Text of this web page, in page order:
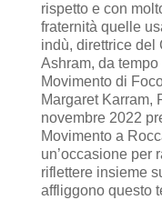
rispetto e con
fraternità quelle
indù, direttrice del
Ashram, da
Movimento di
Margaret Karram,
novembre 2022
Movimento a
un’occasione per
riflettere insieme
affliggono questo